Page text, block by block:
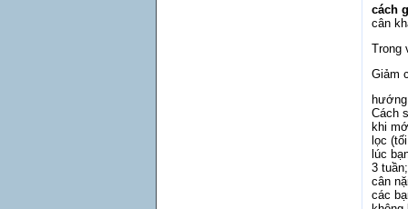
cách
cân
Trong
Giảm
Cách
khi
lọc
lúc
3
cân
các